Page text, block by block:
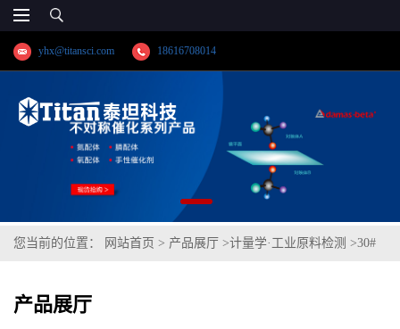
yhx@titansci.com 18616708014
您当前的位置： 网站首页 > 产品展厅 >计量学·工业原料检测 >30#
产品展厅